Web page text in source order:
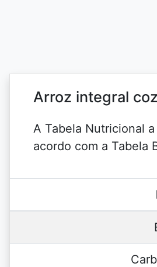
Arroz integral
A Tabela Nutricional
acordo com a Tabela